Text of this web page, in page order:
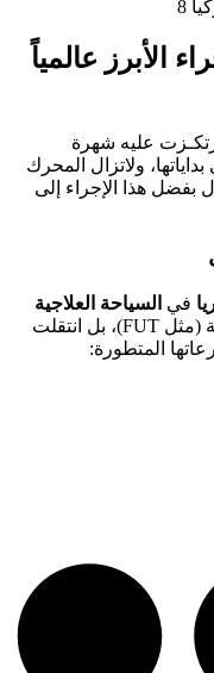
8
الأبرز عالمياً
عليه شهرة
ولاتزال المحرك
بفضل هذا الإجراء إلى
في السياحة العلاجية
على التقنيات القديمة (مثل FUT)، بل انتقلت
المتطورة: